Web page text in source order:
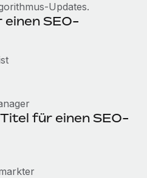
Updates.
SEO-
für einen SEO-